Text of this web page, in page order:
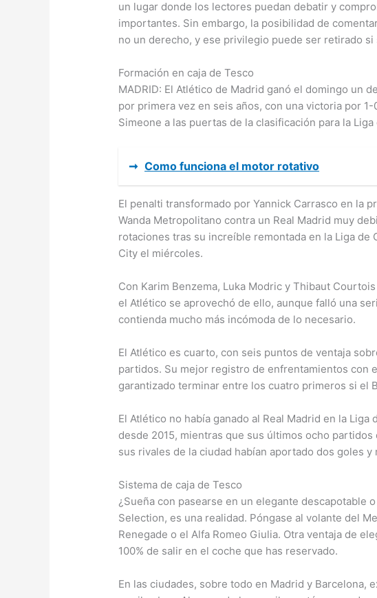
un lugar donde los lectores puedan debatir y
importantes. Sin embargo, la posibilidad de
no un derecho, y ese privilegio puede ser retirado si
Formación en caja de Tesco
MADRID: El Atlético de Madrid ganó el domingo un
por primera vez en seis años, con una victoria por
Simeone a las puertas de la clasificación para la Liga
➞ Como funciona el motor rotativo
El penalti transformado por Yannick Carrasco en la
Wanda Metropolitano contra un Real Madrid muy
rotaciones tras su increíble remontada en la Liga de
City el miércoles.
Con Karim Benzema, Luka Modric y Thibaut
el Atlético se aprovechó de ello, aunque falló una
contienda mucho más incómoda de lo necesario.
El Atlético es cuarto, con seis puntos de ventaja
partidos. Su mejor registro de enfrentamientos con
garantizado terminar entre los cuatro primeros si el
El Atlético no había ganado al Real Madrid en la Liga
desde 2015, mientras que sus últimos ocho
sus rivales de la ciudad habían aportado dos goles y
Sistema de caja de Tesco
¿Sueña con pasearse en un elegante descapotable
Selection, es una realidad. Póngase al volante del
Renegade o el Alfa Romeo Giulia. Otra ventaja de
100% de salir en el coche que has reservado.
En las ciudades, sobre todo en Madrid y Barcelona,